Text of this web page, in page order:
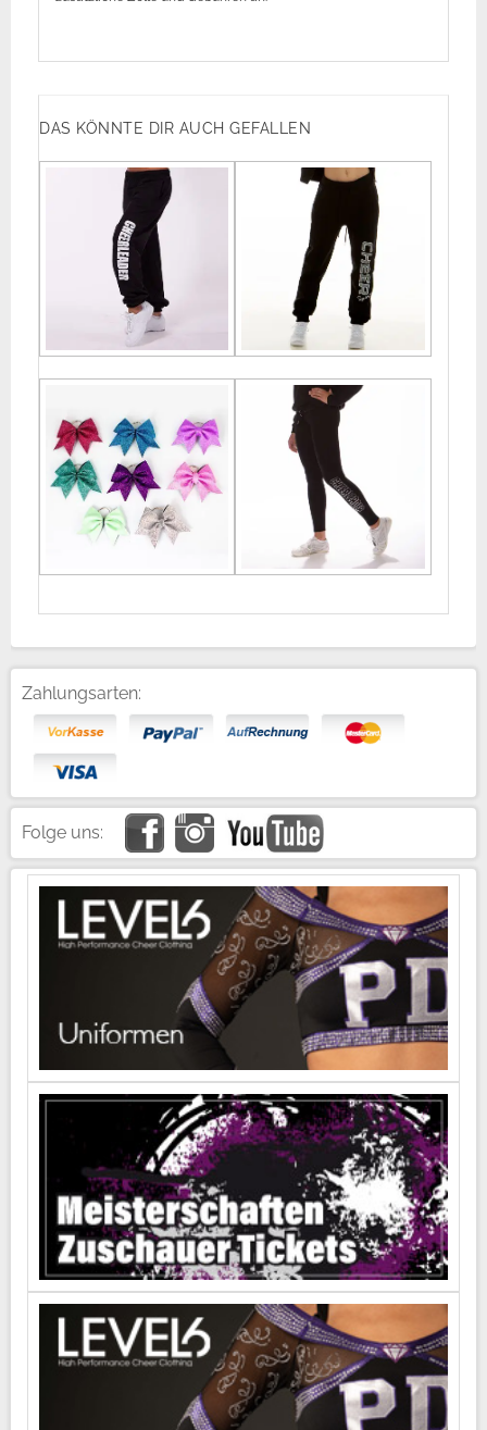
DAS KÖNNTE DIR AUCH GEFALLEN
Zahlungsarten:
Folge uns: